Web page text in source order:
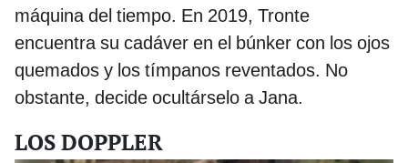
máquina del tiempo. En 2019, Tronte
encuentra su cadáver en el búnker con los ojos
quemados y los tímpanos reventados. No
obstante, decide ocultárselo a Jana.
LOS DOPPLER